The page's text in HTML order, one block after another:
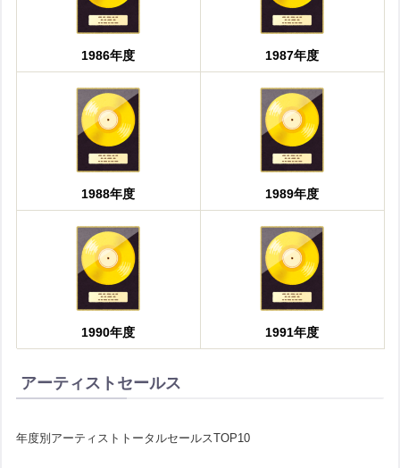
1986年度 1987年度
1988年度 1989年度
1990年度 1991年度
アーティストセールス
年度別アーティストトータルセールスTOP10